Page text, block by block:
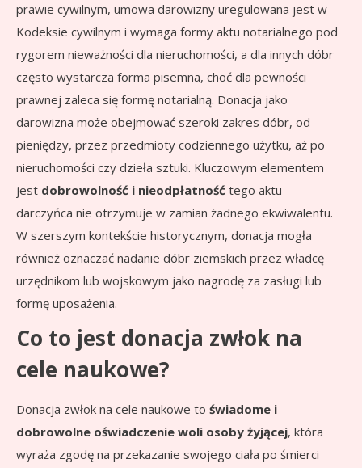
prawie cywilnym, umowa darowizny uregulowana jest w
Kodeksie cywilnym i wymaga formy aktu notarialnego pod
rygorem nieważności dla nieruchomości, a dla innych dóbr
często wystarcza forma pisemna, choć dla pewności
prawnej zaleca się formę notarialną. Donacja jako
darowizna może obejmować szeroki zakres dóbr, od
pieniędzy, przez przedmioty codziennego użytku, aż po
nieruchomości czy dzieła sztuki. Kluczowym elementem
jest dobrowolność i nieodpłatność tego aktu –
darczyńca nie otrzymuje w zamian żadnego ekwiwalentu.
W szerszym kontekście historycznym, donacja mogła
również oznaczać nadanie dóbr ziemskich przez władcę
urzędnikom lub wojskowym jako nagrodę za zasługi lub
formę uposażenia.
Co to jest donacja zwłok na
cele naukowe?
Donacja zwłok na cele naukowe to świadome i
dobrowolne oświadczenie woli osoby żyjącej, która
wyraża zgodę na przekazanie swojego ciała po śmierci